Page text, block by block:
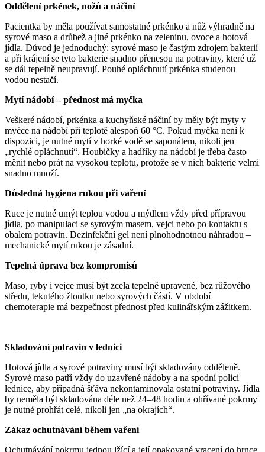
Oddělení prkének, nožů a náčiní
Pacientka by měla používat samostatné prkénko a nůž výhradně na
syrové maso a drůbež a jiné prkénko na zeleninu, ovoce a hotová
jídla. Důvod je jednoduchý: syrové maso je častým zdrojem bakterií
a při krájení se tyto bakterie snadno přenesou na potraviny, které už
se dál tepelně neupravují. Pouhé opláchnutí prkénka studenou
vodou nestačí.
Mytí nádobí – přednost má myčka
Veškeré nádobí, prkénka a kuchyňské náčiní by měly být myty v
myčce na nádobí při teplotě alespoň 60 °C. Pokud myčka není k
dispozici, je nutné mytí v horké vodě se saponátem, nikoli jen
„rychlé opláchnutí“. Houbičky a hadříky na nádobí je třeba často
měnit nebo prát na vysokou teplotu, protože se v nich bakterie velmi
snadno množí.
Důsledná hygiena rukou při vaření
Ruce je nutné umýt teplou vodou a mýdlem vždy před přípravou
jídla, po manipulaci se syrovým masem, vejci nebo po kontaktu s
obalem potravin. Dezinfekční gel není plnohodnotnou náhradou –
mechanické mytí rukou je zásadní.
Tepelná úprava bez kompromisů
Maso, ryby i vejce musí být zcela tepelně upravené, bez růžového
středu, tekutého žloutku nebo syrových částí. V období
chemoterapie má bezpečnost přednost před kulinářským zážitkem.
Skladování potravin v lednici
Hotová jídla a syrové potraviny musí být skladovány odděleně.
Syrové maso patří vždy do uzavřené nádoby a na spodní polici
lednice, aby případná šťáva nekontaminovala ostatní potraviny. Jídla
by neměla být skladována déle než 24–48 hodin a ohřívané pokrmy
je nutné prohřát celé, nikoli jen „na okrajích“.
Zákaz ochutnávání během vaření
Ochutnávání pokrmu jednou lžící a její opakované vracení do hrnce